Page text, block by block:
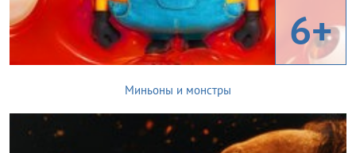
6+
Миньоны и монстры